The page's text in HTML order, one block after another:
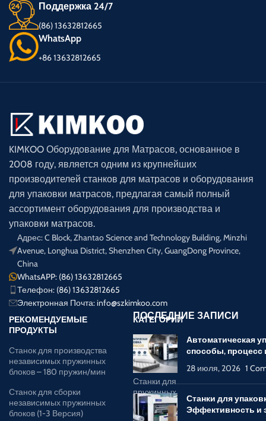
Поддержка 24/7
(86) 13632812665
WhatsApp
+86 13632812665
KIMKOO Оборудование для Матрасов, основанное в
2008 году, является одним из крупнейших
производителей станков для матрасов и оборудования
для упаковки матрасов, предлагая самый полный
ассортимент оборудования для производства и
упаковки матрасов.
Адрес: C Block, Zhantao Science and Technology Building, Minzhi
Avenue, Longhua District, Shenzhen City, GuangDong Province,
China
WhatsAPP: (86) 13632812665
Телефон: (86) 13632812665
Электронная Почта:info@szkimkoo.com
РЕКОМЕНДУЕМЫЕ
ПРОДУКТЫ
Станок для производства
независимых пружинных
блоков – 180 пружин/мин
Станок для сборки
независимых пружинных
блоков (1-3 Версия)
КАТЕГОРИИ
Станки для
пружинных
блоков
Станки для
пружинных
блоков
боннель
ПОСЛЕДНИЕ ЗАПИСИ
Автоматическая
способы, процесс
28 июля, 2026 1
Станки для
Эффективность и